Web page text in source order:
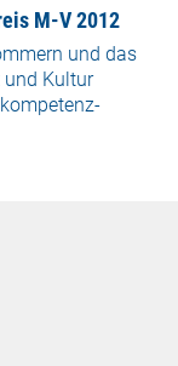
M-V 2012
und das
Kultur